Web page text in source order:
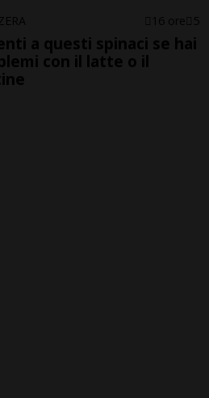
16 ore 5
a questi spinaci se hai
con il latte o il